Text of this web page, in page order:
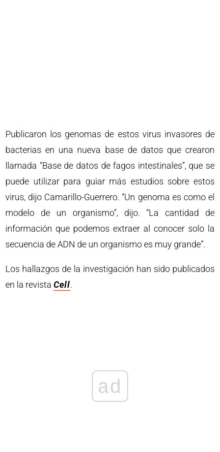
Publicaron los genomas de estos virus invasores de
bacterias en una nueva base de datos que crearon
llamada “Base de datos de fagos intestinales”, que se
puede utilizar para guiar más estudios sobre estos
virus, dijo Camarillo-Guerrero. “Un genoma es como el
modelo de un organismo”, dijo. “La cantidad de
información que podemos extraer al conocer solo la
secuencia de ADN de un organismo es muy grande”.
Los hallazgos de la investigación han sido publicados
en la revistaCell.
ad